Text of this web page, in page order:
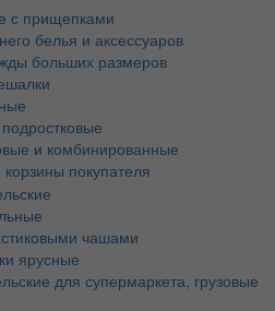
с прищепками
белья и аксессуаров
больших размеров
и комбинированные
покупателя
чашами
ярусные
для супермаркета, грузовые